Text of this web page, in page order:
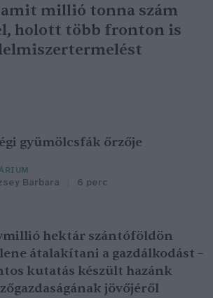
amit millió tonna szám
holott több fronton is
gyümölcsfák őrzője
Barbara 6 perc
hektár szántóföldön
átalakítani a gazdálkodást –
kutatás készült hazánk
jövőjéről